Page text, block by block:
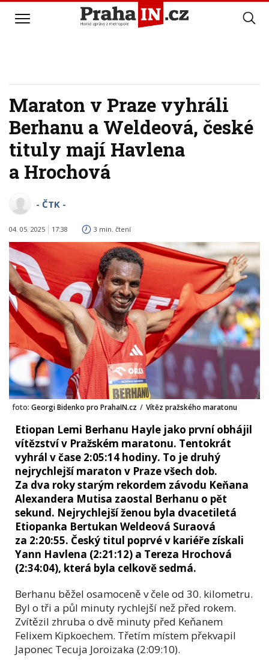
Maraton v Praze vyhráli
Berhanu a Weldeová, české
tituly mají Havlena
a Hrochová
- ČTK -
04. 05. 2025 17:38 3 min. čtení
foto: Georgi Bidenko pro PrahaIN.cz / Vítěz pražského maratonu
Etiopan Lemi Berhanu Hayle jako první obhájil
vítězství v Pražském maratonu. Tentokrát
vyhrál v čase 2:05:14 hodiny. To je druhý
nejrychlejší maraton v Praze všech dob.
Za dva roky starým rekordem závodu Keňana
Alexandera Mutisa zaostal Berhanu o pět
sekund. Nejrychlejší ženou byla dvacetiletá
Etiopanka Bertukan Weldeová Suraová
za 2:20:55. Český titul poprvé v kariéře získali
Yann Havlena (2:21:12) a Tereza Hrochová
(2:34:04), která byla celkově sedmá.
Berhanu běžel osamoceně v čele od 30. kilometru.
Byl o tři a půl minuty rychlejší než před rokem.
Zvítězil zhruba o dvě minuty před Keňanem
Felixem Kipkoechem. Třetím místem překvapil
Japonec Tecuja Joroizaka (2:09:10).